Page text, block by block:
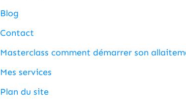
Blog
Contact
Masterclass comment démarrer son
Mes services
Plan du site